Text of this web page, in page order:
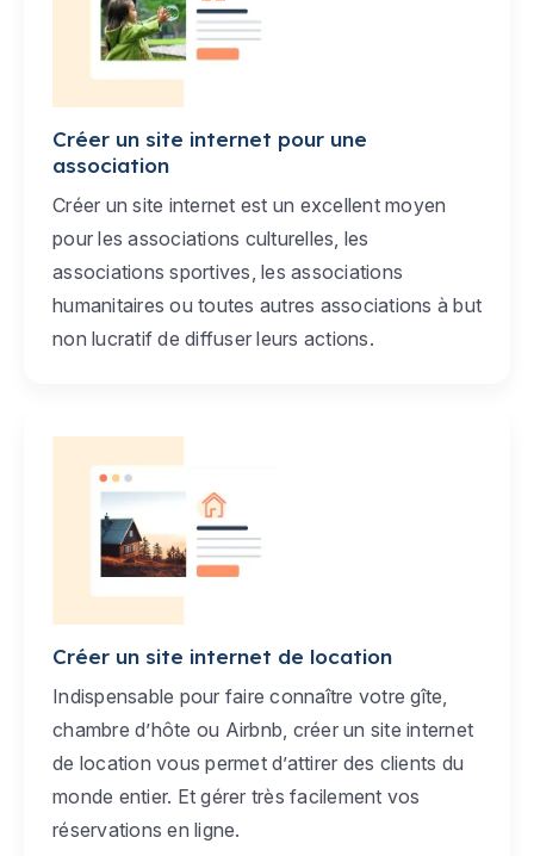
Créer un site internet pour une
association
Créer un site internet est un excellent moyen
pour les associations culturelles, les
associations sportives, les associations
humanitaires ou toutes autres associations à but
non lucratif de diffuser leurs actions.
Créer un site internet de location
Indispensable pour faire connaître votre gîte,
chambre d’hôte ou Airbnb, créer un site internet
de location vous permet d’attirer des clients du
monde entier. Et gérer très facilement vos
réservations en ligne.